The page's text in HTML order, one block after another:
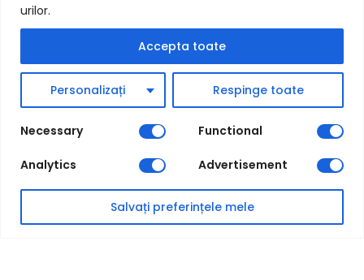
urilor.
Personalizați Respinge toate
Accepta toate
Necessary Functional
Analytics Advertisement
Salvați preferințele mele
Contact
Contactează-ne
Despre Noi
Cariere
+4.0787.584.665